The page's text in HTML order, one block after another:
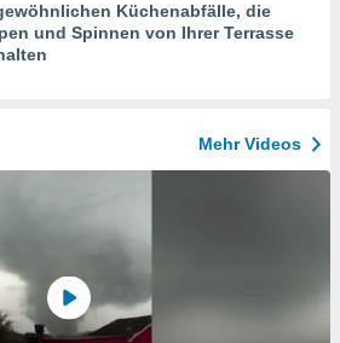
Küchenabfälle, die
und Spinnen von Ihrer Terrasse
Mehr Videos